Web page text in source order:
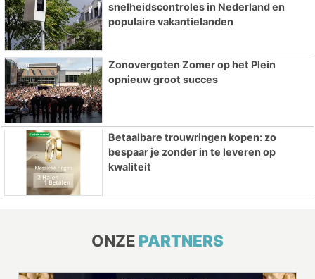
snelheidscontroles in Nederland en
populaire vakantielanden
Zonovergoten Zomer op het Plein
opnieuw groot succes
Betaalbare trouwringen kopen: zo
bespaar je zonder in te leveren op
kwaliteit
ONZE PARTNERS